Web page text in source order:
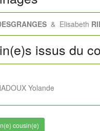
& Elisabeth
issus du
Yolande
cousin(e)